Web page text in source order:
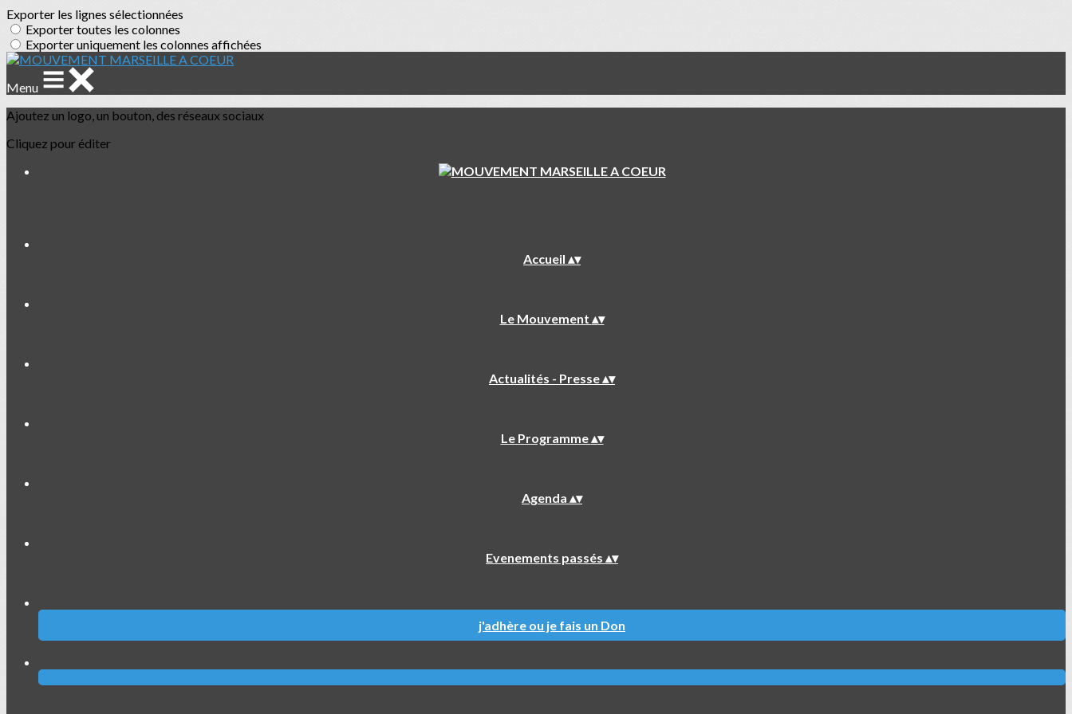
Exporter les lignes sélectionnées
Exporter toutes les colonnes
Exporter uniquement les colonnes affichées
Menu
Ajoutez un logo, un bouton, des réseaux sociaux
Cliquez pour éditer
Accueil ▴▾
Le Mouvement ▴▾
Actualités - Presse▴▾
Le Programme▴▾
Agenda ▴▾
Evenements passés ▴▾
j'adhère ou je fais un Don